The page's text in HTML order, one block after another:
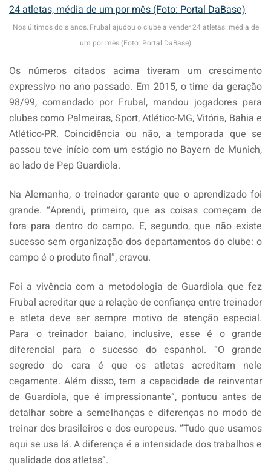
Nos últimos dois anos, Frubal ajudou o clube a vender 24 atletas: média de
um por mês (Foto: Portal DaBase)
Os números citados acima tiveram um crescimento
expressivo no ano passado. Em 2015, o time da geração
98/99, comandado por Frubal, mandou jogadores para
clubes como Palmeiras, Sport, Atlético-MG, Vitória, Bahia e
Atlético-PR. Coincidência ou não, a temporada que se
passou teve início com um estágio no Bayern de Munich,
ao lado de Pep Guardiola.
Na Alemanha, o treinador garante que o aprendizado foi
grande. “Aprendi, primeiro, que as coisas começam de
fora para dentro do campo. E, segundo, que não existe
sucesso sem organização dos departamentos do clube: o
campo é o produto final”, cravou.
Foi a vivência com a metodologia de Guardiola que fez
Frubal acreditar que a relação de confiança entre treinador
e atleta deve ser sempre motivo de atenção especial.
Para o treinador baiano, inclusive, esse é o grande
diferencial para o sucesso do espanhol. “O grande
segredo do cara é que os atletas acreditam nele
cegamente. Além disso, tem a capacidade de reinventar
de Guardiola, que é impressionante”, pontuou antes de
detalhar sobre a semelhanças e diferenças no modo de
treinar dos brasileiros e dos europeus. “Tudo que usamos
aqui se usa lá. A diferença é a intensidade dos trabalhos e
qualidade dos atletas”.